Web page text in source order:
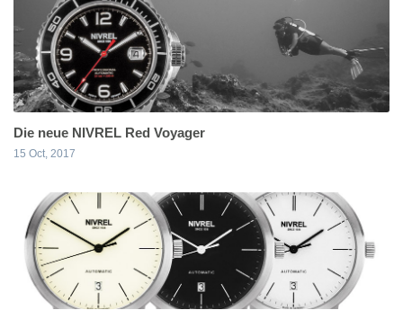
Die neue NIVREL Red Voyager
15 Oct, 2017